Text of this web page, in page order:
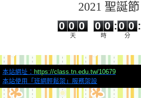
2021 聖誕節
0 0 0
天
0
0
0
時
:
0
0
0
0
分
:
本站網址： https://class.tn.edu.tw/10679
本站使用「班網輕鬆架」服務架設